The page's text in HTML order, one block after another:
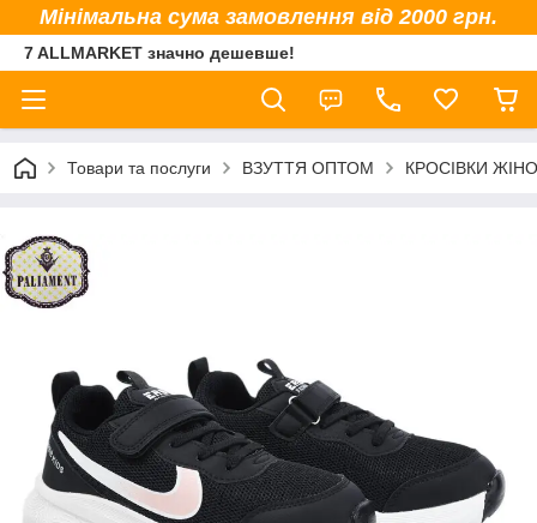
Мінімальна сума замовлення від 2000 грн.
7 ALLMARKET значно дешевше!
Товари та послуги ВЗУТТЯ ОПТОМ КРОСІВКИ